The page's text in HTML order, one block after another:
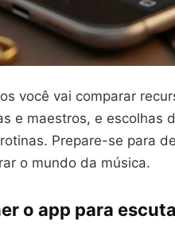
você vai comparar
e maestros, e
Prepare-se para
o mundo da música.
o app para